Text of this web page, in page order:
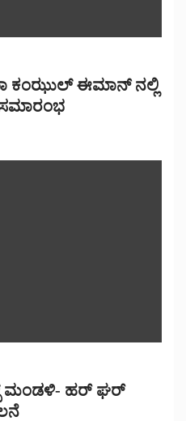
ಕಂಝುಲ್ ಈಮಾನ್ ನಲ್ಲಿ
ಸಮಾರಂಭ
ಮಂಡಳಿ- ಹರ್ ಘರ್